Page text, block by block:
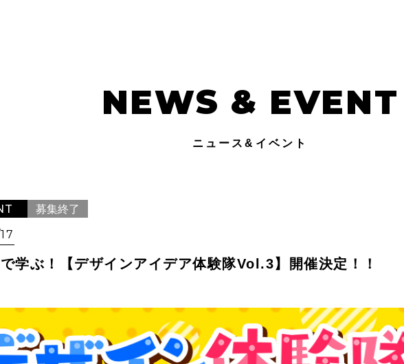
NEWS & EVENT
ニュース&イベント
学ぶ！【デザインアイデア体験隊Vol.3】開催決定！！
募集終了